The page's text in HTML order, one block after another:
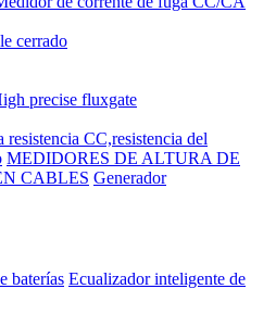
cerrado
precise fluxgate
resistencia CC,resistencia del
MEDIDORES DE ALTURA DE
CABLES Generador
baterías Ecualizador inteligente de